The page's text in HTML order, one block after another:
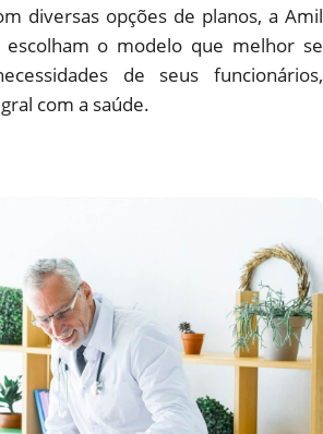
diversas opções de planos, a Amil
o modelo que melhor se
de seus funcionários,
com a saúde.